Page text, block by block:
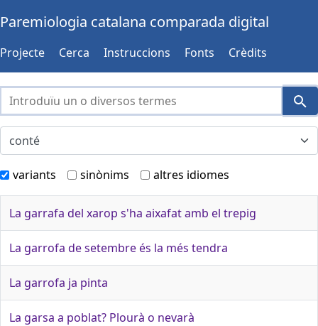
Paremiologia catalana comparada digital
Projecte Cerca Instruccions Fonts Crèdits
variants sinònims altres idiomes
La garrafa del xarop s'ha aixafat amb el trepig
La garrofa de setembre és la més tendra
La garrofa ja pinta
La garsa a poblat? Plourà o nevarà